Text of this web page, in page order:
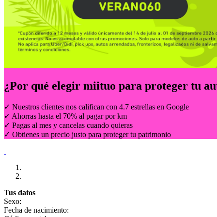
¿Por qué elegir miituo para proteger tu
✓ Nuestros clientes nos califican con 4.7 estrellas en Google
✓ Ahorras hasta el 70% al pagar por km
✓ Pagas al mes y cancelas cuando quieras
✓ Obtienes un precio justo para proteger tu patrimonio
Tus datos
Sexo:
Fecha de nacimiento: